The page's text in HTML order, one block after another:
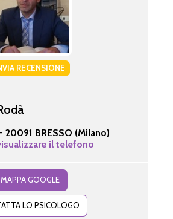
RECENSIONE
20091 BRESSO (Milano)
il telefono
MAPPA GOOGLE
LO PSICOLOGO